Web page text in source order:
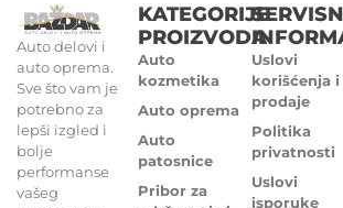
Auto delovi i
auto oprema.
Sve što vam je
potrebno za
lepši izgled i
bolje
performanse
vašeg
KATEGORIJE
PROIZVODA
Auto
kozmetika
Auto oprema
Auto
patosnice
Pribor za
Uslovi
korišćenja i
prodaje
Politika
privatnosti
Uslovi
isporuke